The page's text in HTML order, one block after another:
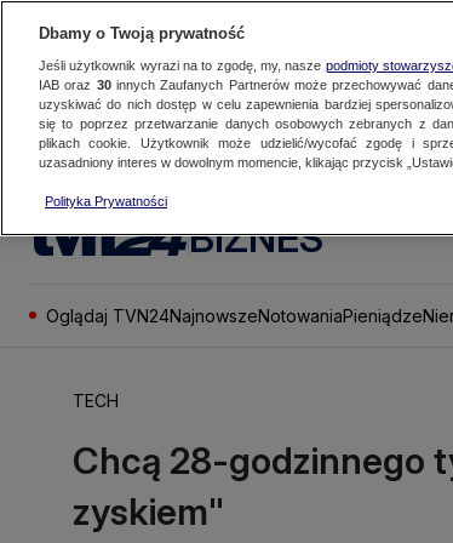
BIZNES
Oglądaj TVN24NajnowszeNotowaniaPieniądze
TECH
Chcą 28-godzinnego
zyskiem"
Dbamy o Twoją prywatność
Jeśli użytkownik wyrazi na to zgodę, my, nasze podmioty
IAB oraz 30innych Zaufanych Partnerów może przechowywać
uzyskiwać do nich dostęp w celu zapewnienia bardziej
się to poprzez przetwarzanie danych osobowych zebranych z
plikach cookie. Użytkownik może udzielić/wycofać zgodę i
uzasadniony interes w dowolnym momencie, klikając przycisk
Polityka Prywatności